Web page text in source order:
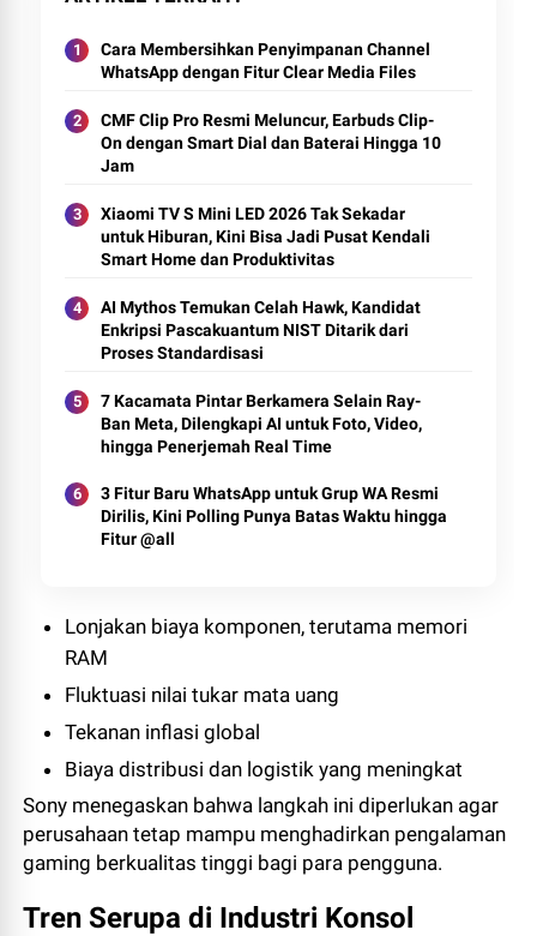
Cara Membersihkan Penyimpanan Channel
WhatsApp dengan Fitur Clear Media Files
CMF Clip Pro Resmi Meluncur, Earbuds Clip-
On dengan Smart Dial dan Baterai Hingga 10
Jam
Xiaomi TV S Mini LED 2026 Tak Sekadar
untuk Hiburan, Kini Bisa Jadi Pusat Kendali
Smart Home dan Produktivitas
AI Mythos Temukan Celah Hawk, Kandidat
Enkripsi Pascakuantum NIST Ditarik dari
Proses Standardisasi
7 Kacamata Pintar Berkamera Selain Ray-
Ban Meta, Dilengkapi AI untuk Foto, Video,
hingga Penerjemah Real Time
3 Fitur Baru WhatsApp untuk Grup WA Resmi
Dirilis, Kini Polling Punya Batas Waktu hingga
Fitur @all
Lonjakan biaya komponen, terutama memori
RAM
Fluktuasi nilai tukar mata uang
Tekanan inflasi global
Biaya distribusi dan logistik yang meningkat
Sony menegaskan bahwa langkah ini diperlukan agar
perusahaan tetap mampu menghadirkan pengalaman
gaming berkualitas tinggi bagi para pengguna.
Tren Serupa di Industri Konsol